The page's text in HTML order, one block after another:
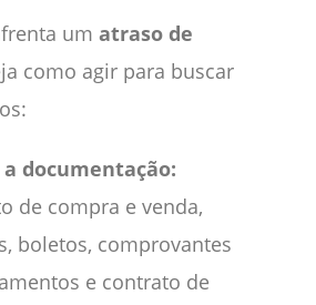
um atraso de
como agir para buscar
a documentação:
de compra e venda,
boletos, comprovantes
e contrato de